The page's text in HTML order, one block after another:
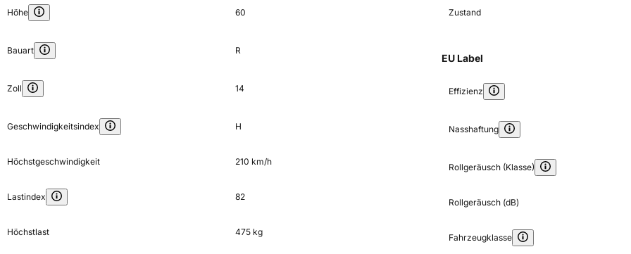
Höhe 60
Bauart R
Zoll 14
Geschwindigkeitsindex H
Höchstgeschwindigkeit 210 km/h
Lastindex 82
Höchstlast 475 kg
Zustand
EU Label
Effizienz
Nasshaftung
Rollgeräusch (Klasse)
Rollgeräusch (dB)
Fahrzeugklasse